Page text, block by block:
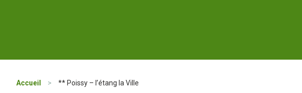
Accueil > ** Poissy – l’étang la Ville